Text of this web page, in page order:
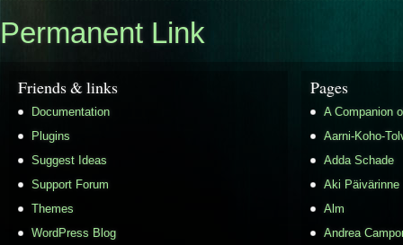
Permanent Link
Friends & links
Documentation
Plugins
Suggest Ideas
Support Forum
Themes
WordPress Blog
Pages
A Companion
Aarni-Koho-
Adda Schade
Aki Päivärinne
Alm
Andrea